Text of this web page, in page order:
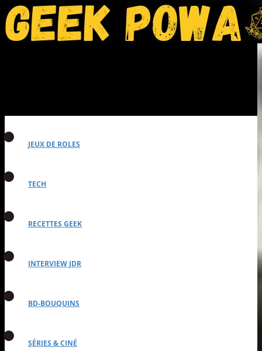
JEUX DE ROLES
TECH
RECETTES GEEK
INTERVIEW JDR
BD-BOUQUINS
SÉRIES & CINÉ